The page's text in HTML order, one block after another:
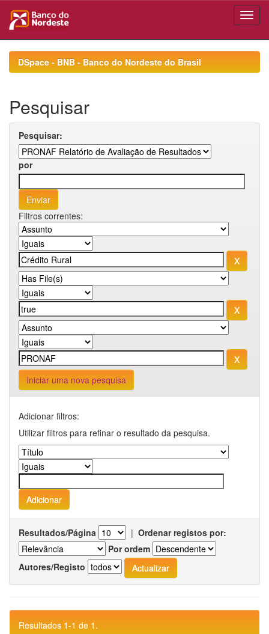
navigationDSpace - BNB - Banco do Nordeste do Brasil
Pesquisar
Pesquisar:
por
Filtros correntes:
Iniciar uma nova pesquisa
Adicionar filtros:
Utilizar filtros para refinar o resultado da pesquisa.
Resultados/Página | Ordenar registos por:
Por ordem
Autores/Registo
Resultados 1-1 de 1.